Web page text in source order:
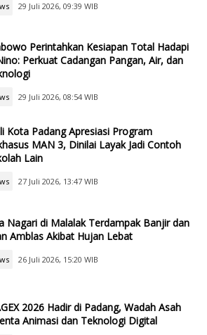
29 Juli 2026, 09:39 WIB
Perintahkan Kesiapan Total Hadapi
Perkuat Cadangan Pangan, Air, dan
29 Juli 2026, 08:54 WIB
Kota Padang Apresiasi Program
MAN 3, Dinilai Layak Jadi Contoh
Lain
27 Juli 2026, 13:47 WIB
Nagari di Malalak Terdampak Banjir dan
Amblas Akibat Hujan Lebat
26 Juli 2026, 15:20 WIB
2026 Hadir di Padang, Wadah Asah
Animasi dan Teknologi Digital